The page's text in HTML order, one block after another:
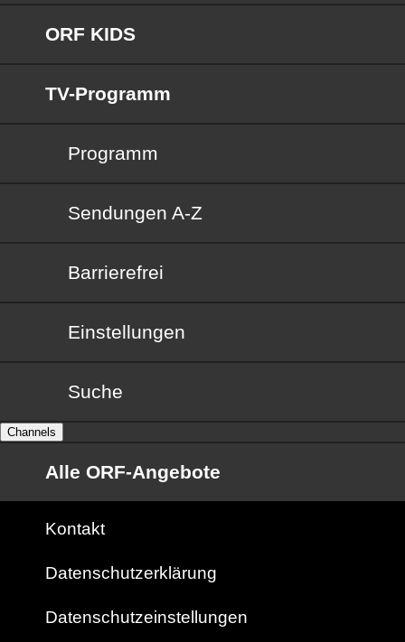
ORF KIDS
TV-Programm
Programm
Sendungen von A bis Z
Sendungen A-Z
Barrierefrei
Barrierefrei
Einstellungen
Suche
Channels
Alle ORF-Angebote
Kontakt
Datenschutzerklärung
Datenschutzeinstellungen